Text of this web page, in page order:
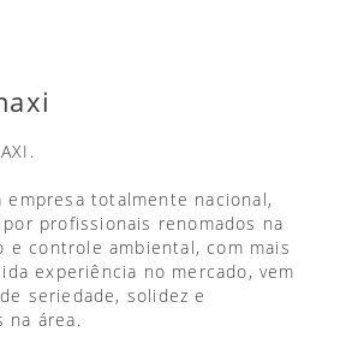
empresa totalmente nacional,
profissionais renomados na
e controle ambiental, com mais
experiência no mercado, vem
seriedade, solidez e
na área.